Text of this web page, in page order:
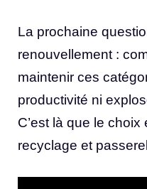
La prochaine
renouvellement :
maintenir ces
productivité ni
C’est là que le
recyclage et